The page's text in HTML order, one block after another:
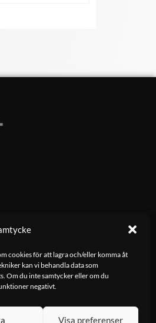
cookies för att lagra och/eller komma åt
kan vi behandla data som
Om du inte samtycker eller om du
negativt.
Visa preferenser